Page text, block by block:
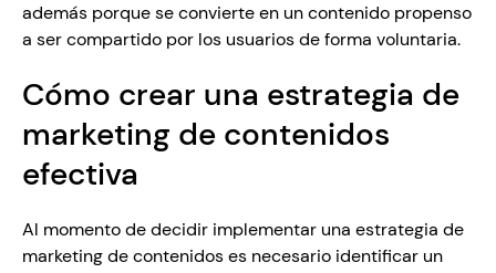
además porque se convierte en un contenido propenso
a ser compartido por los usuarios de forma voluntaria.
Cómo crear una estrategia de
marketing de contenidos
efectiva
Al momento de decidir implementar una estrategia de
marketing de contenidos es necesario identificar un